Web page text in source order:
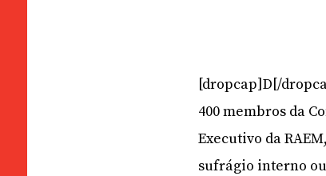
[dropcap]D[/
400 membros da
Executivo da
sufrágio interno